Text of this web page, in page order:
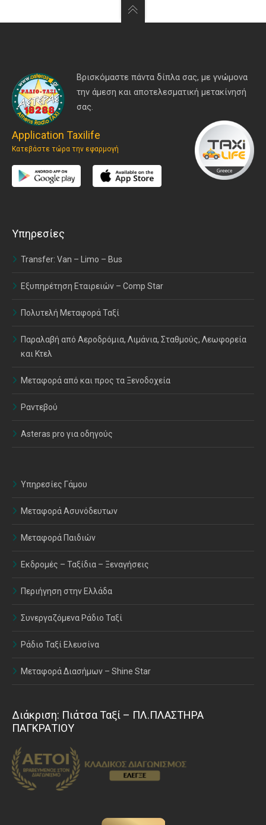
Βρισκόμαστε πάντα δίπλα σας, με γνώμονα
την άμεση και αποτελεσματική μετακίνησή
σας.
Application Taxilife
Κατεβάστε τώρα την εφαρμογή
Υπηρεσίες
Transfer: Van – Limo – Bus
Εξυπηρέτηση Εταιρειών – Comp Star
Πολυτελή Μεταφορά Ταξί
Παραλαβή από Αεροδρόμια, Λιμάνια, Σταθμούς, Λεωφορεία
και Κτελ
Μεταφορά από και προς τα Ξενοδοχεία
Ραντεβού
Asteras pro για οδηγούς
Υπηρεσίες Γάμου
Μεταφορά Ασυνόδευτων
Μεταφορά Παιδιών
Εκδρομές – Ταξίδια – Ξεναγήσεις
Περιήγηση στην Ελλάδα
Συνεργαζόμενα Ράδιο Ταξί
Ράδιο Ταξί Ελευσίνα
Μεταφορά Διασήμων – Shine Star
Διάκριση: Πιάτσα Ταξί – ΠΛ.ΠΛΑΣΤΗΡΑ
ΠΑΓΚΡΑΤΙΟΥ